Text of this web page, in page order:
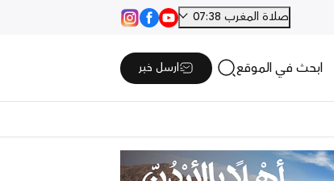
صلاة المغرب 07:38
ابحث في الموقع ارسل خبر